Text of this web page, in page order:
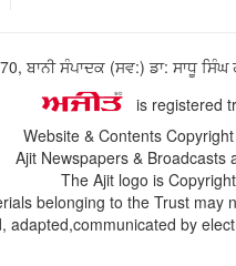
ਬਾਨੀ ਸੰਪਾਦਕ (ਸਵ:) ਡਾ: ਸਾਧੂ
is registered
Website & Contents
Ajit Newspapers &
The Ajit logo is
belonging to the Trust
adapted,communicated by